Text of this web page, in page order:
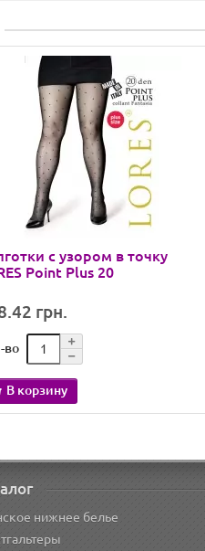
с узором в точку
Point Plus 20
грн.
во
В корзину
нижнее белье